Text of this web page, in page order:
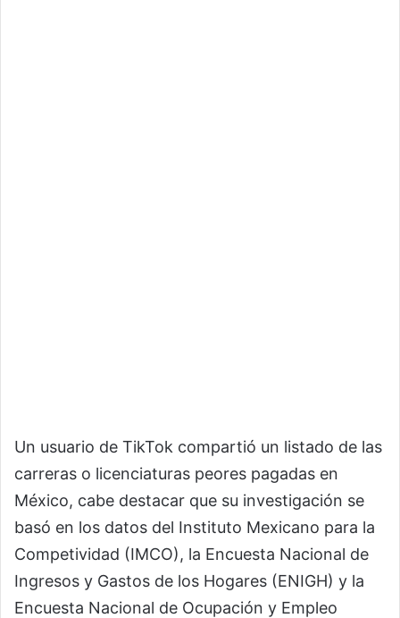
Un usuario de TikTok compartió un listado de las
carreras o licenciaturas peores pagadas en
México, cabe destacar que su investigación se
basó en los datos del Instituto Mexicano para la
Competividad (IMCO), la Encuesta Nacional de
Ingresos y Gastos de los Hogares (ENIGH) y la
Encuesta Nacional de Ocupación y Empleo